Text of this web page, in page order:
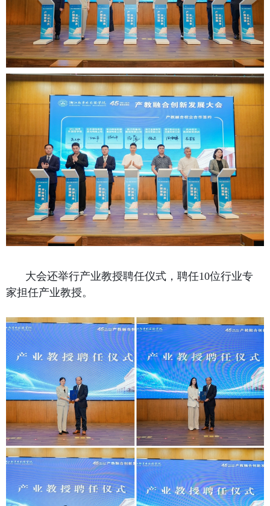
大会还举行产业教授聘任仪式，聘任10位行业专
家担任产业教授。